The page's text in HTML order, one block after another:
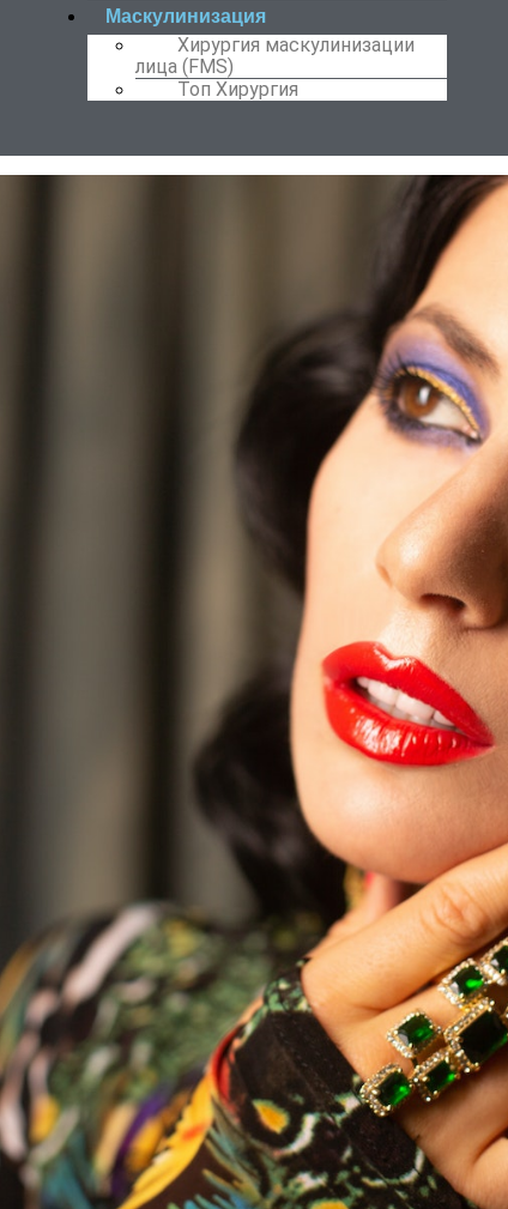
Маскулинизация
Хирургия маскулинизации
лица (FMS)
Топ Хирургия